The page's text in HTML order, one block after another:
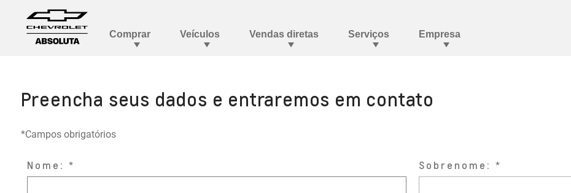
Preencha seus dados e entraremos em contato
*Campos obrigatórios
Nome: Sobrenome: